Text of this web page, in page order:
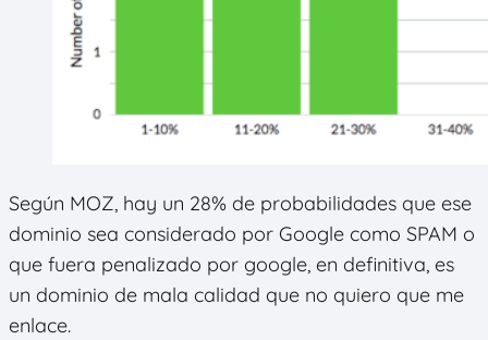
Según MOZ, hay un 28% de probabilidades que ese
dominio sea considerado por Google como SPAM o
que fuera penalizado por google, en definitiva, es
un dominio de mala calidad que no quiero que me
enlace.